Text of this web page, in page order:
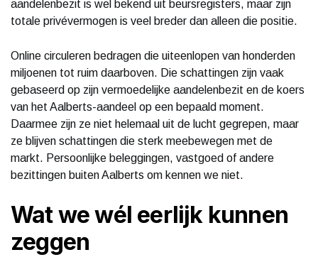
aandelenbezit is wel bekend uit beursregisters, maar zijn
totale privévermogen is veel breder dan alleen die positie.
Online circuleren bedragen die uiteenlopen van honderden
miljoenen tot ruim daarboven. Die schattingen zijn vaak
gebaseerd op zijn vermoedelijke aandelenbezit en de koers
van het Aalberts-aandeel op een bepaald moment.
Daarmee zijn ze niet helemaal uit de lucht gegrepen, maar
ze blijven schattingen die sterk meebewegen met de
markt. Persoonlijke beleggingen, vastgoed of andere
bezittingen buiten Aalberts om kennen we niet.
Wat we wél eerlijk kunnen
zeggen